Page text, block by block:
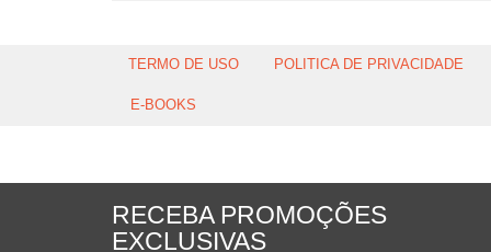
TERMO DE USO POLITICA DE PRIVACIDADE
E-BOOKS
RECEBA PROMOÇÕES
EXCLUSIVAS